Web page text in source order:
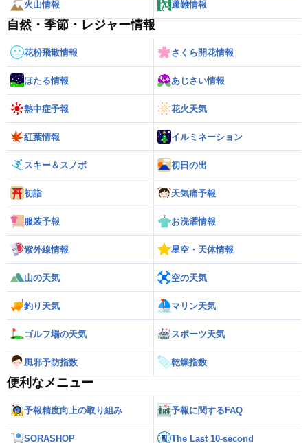
火山情報 避難情報
自然・季節・レジャー情報
花粉飛散情報 さくら開花情報
ほたる情報 あじさい情報
熱中症予報 花火天気
紅葉情報 イルミネーション
スキー＆スノボ 初日の出
初詣 天気痛予報
服装予報 お洗濯情報
紫外線情報 星空・天体情報
山の天気 空の天気
釣り天気 マリン天気
ゴルフ場の天気 スポーツ天気
風邪予防指数 乾燥指数
便利なメニュー
予報精度向上の取り組み 予報に関するFAQ
SORASHOP The Last 10-second